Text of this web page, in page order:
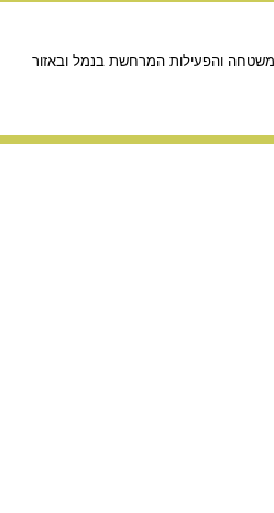
והפעילות המרחשת בנמל ובאזור